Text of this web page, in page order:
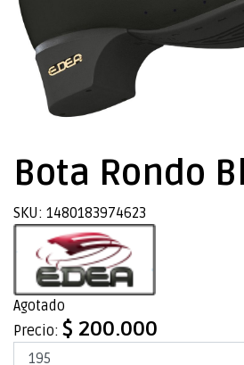
Bota Rondo
SKU: 1480183974623
Agotado
Precio: $ 200.000